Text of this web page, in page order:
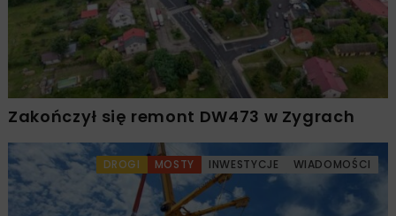
Zakończył się remont DW473 w Zygrach
DROGI MOSTY INWESTYCJE WIADOMOŚCI